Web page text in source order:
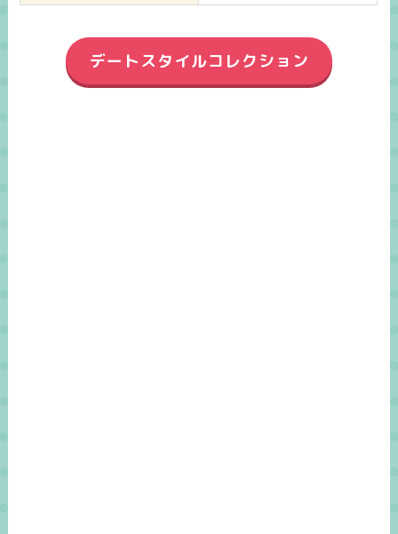
デートスタイルコレクション